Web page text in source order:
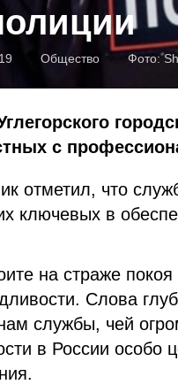
Общество Фото:
с
отметил, что
ключевых в
на страже
Слова
службы, чей
в России особо